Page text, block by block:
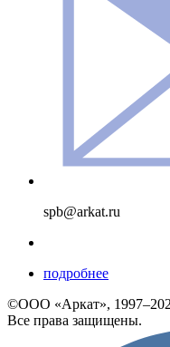
spb@arkat.ru
подробнее
©ООО «Аркат»,
Все права защищены.